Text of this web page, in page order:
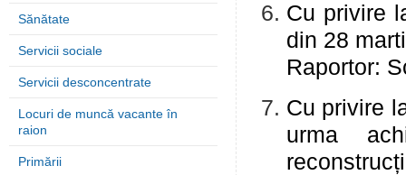
Sănătate
Servicii sociale
Servicii desconcentrate
Locuri de muncă vacante în
raion
Primării
Cu privire
din 28
Raportor:
Cu privire
urma